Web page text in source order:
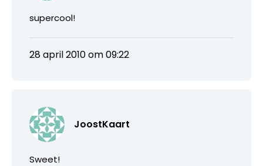
supercool!
28 april 2010 om 09:22
JoostKaart
Sweet!